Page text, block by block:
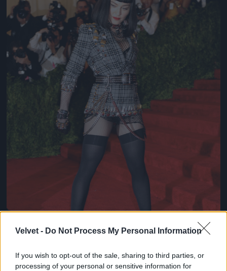
Velvet - Do Not Process My Personal Information
If you wish to opt-out of the sale, sharing to third parties, or
processing of your personal or sensitive information for